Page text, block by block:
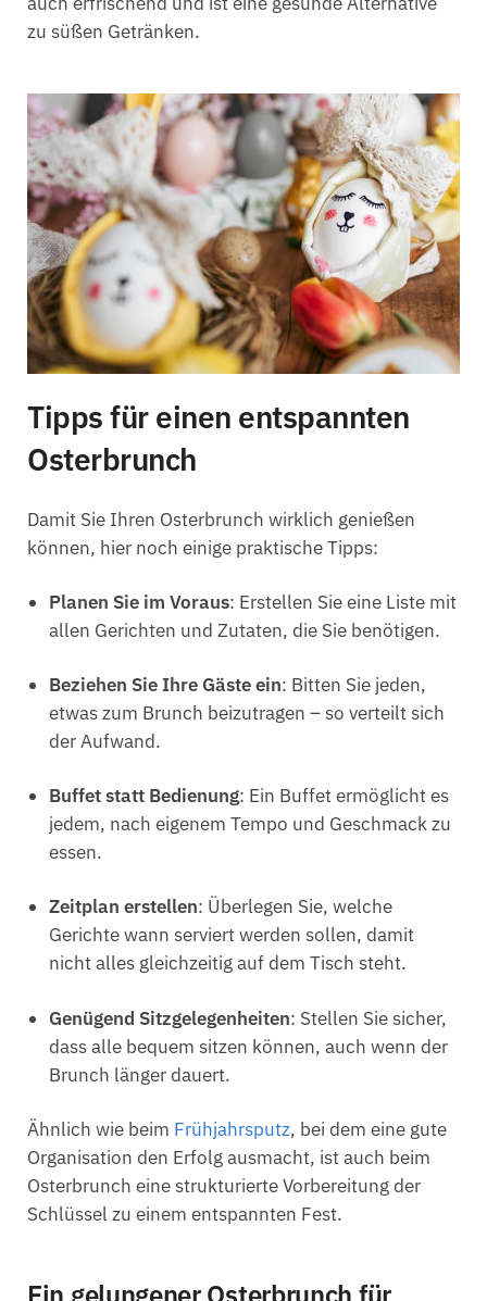
zu süßen Getränken.
Tipps für einen entspannten
Osterbrunch
Damit Sie Ihren Osterbrunch wirklich genießen
können, hier noch einige praktische Tipps:
Planen Sie im Voraus: Erstellen Sie eine Liste mit
allen Gerichten und Zutaten, die Sie benötigen.
Beziehen Sie Ihre Gäste ein: Bitten Sie jeden,
etwas zum Brunch beizutragen – so verteilt sich
der Aufwand.
Buffet statt Bedienung: Ein Buffet ermöglicht es
jedem, nach eigenem Tempo und Geschmack zu
essen.
Zeitplan erstellen: Überlegen Sie, welche
Gerichte wann serviert werden sollen, damit
nicht alles gleichzeitig auf dem Tisch steht.
Genügend Sitzgelegenheiten: Stellen Sie sicher,
dass alle bequem sitzen können, auch wenn der
Brunch länger dauert.
Ähnlich wie beim Frühjahrsputz, bei dem eine gute
Organisation den Erfolg ausmacht, ist auch beim
Osterbrunch eine strukturierte Vorbereitung der
Schlüssel zu einem entspannten Fest.